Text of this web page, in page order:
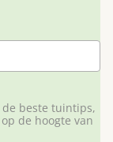
de beste tuintips,
de hoogte van